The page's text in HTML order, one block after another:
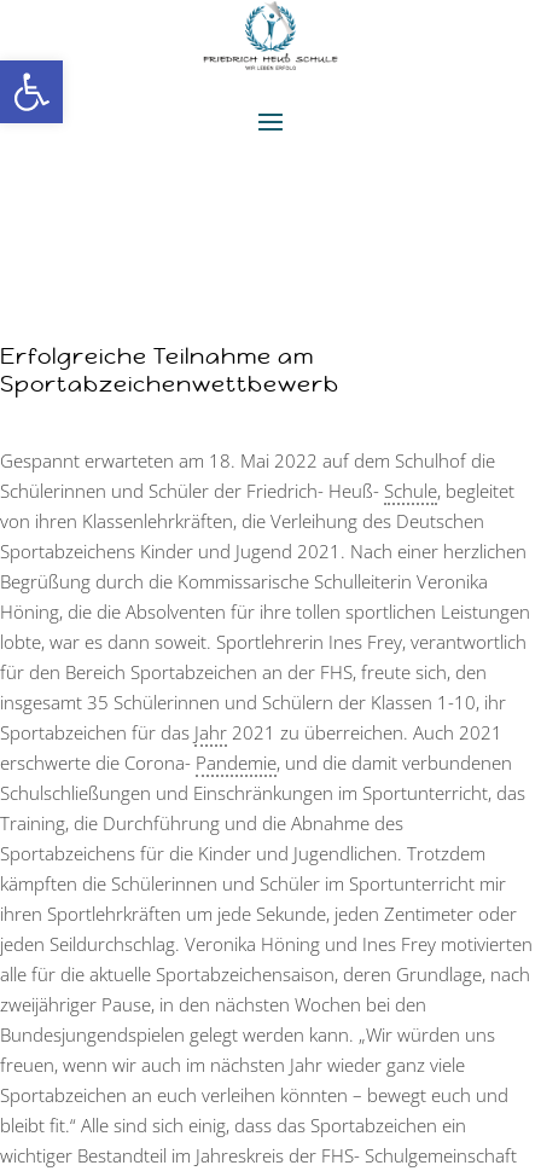
Werkzeugleiste öffnen
Erfolgreiche Teilnahme am
Sportabzeichenwettbewerb
Gespannt erwarteten am 18. Mai 2022 auf dem Schulhof die
Schülerinnen und Schüler der Friedrich- Heuß- Schule, begleitet
von ihren Klassenlehrkräften, die Verleihung des Deutschen
Sportabzeichens Kinder und Jugend 2021. Nach einer herzlichen
Begrüßung durch die Kommissarische Schulleiterin Veronika
Höning, die die Absolventen für ihre tollen sportlichen Leistungen
lobte, war es dann soweit. Sportlehrerin Ines Frey, verantwortlich
für den Bereich Sportabzeichen an der FHS, freute sich, den
insgesamt 35 Schülerinnen und Schülern der Klassen 1-10, ihr
Sportabzeichen für das Jahr 2021 zu überreichen. Auch 2021
erschwerte die Corona- Pandemie, und die damit verbundenen
Schulschließungen und Einschränkungen im Sportunterricht, das
Training, die Durchführung und die Abnahme des
Sportabzeichens für die Kinder und Jugendlichen. Trotzdem
kämpften die Schülerinnen und Schüler im Sportunterricht mir
ihren Sportlehrkräften um jede Sekunde, jeden Zentimeter oder
jeden Seildurchschlag. Veronika Höning und Ines Frey motivierten
alle für die aktuelle Sportabzeichensaison, deren Grundlage, nach
zweijähriger Pause, in den nächsten Wochen bei den
Bundesjungendspielen gelegt werden kann. „Wir würden uns
freuen, wenn wir auch im nächsten Jahr wieder ganz viele
Sportabzeichen an euch verleihen könnten – bewegt euch und
bleibt fit.“ Alle sind sich einig, dass das Sportabzeichen ein
wichtiger Bestandteil im Jahreskreis der FHS- Schulgemeinschaft